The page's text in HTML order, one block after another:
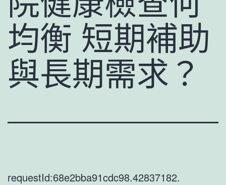
均衡 短期補助
與長期需求？
requestId:68e2bba91cdc98.42837182.